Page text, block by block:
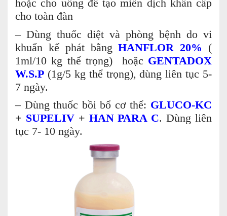
hoặc cho uống để tạo miễn dịch khẩn cấp
cho toàn đàn
– Dùng thuốc diệt và phòng bệnh do vi
khuẩn kế phát bằngHANFLOR 20%
(
1ml/10 kg thể trọng) hoặc GENTADOX
W.S.P (1g/5 kg thể trọng), dùng liên tục 5-
7 ngày.
– Dùng thuốc bồi bổ cơ thể: GLUCO-KC
+ SUPELIV+ HAN PARA C. Dùng liên
tục 7- 10 ngày.